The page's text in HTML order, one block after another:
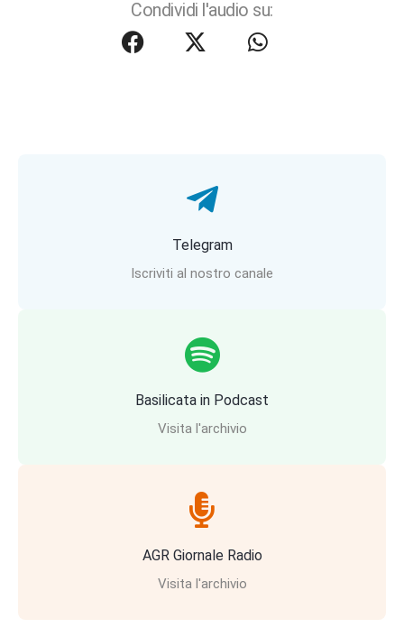
Condividi l'audio su:
Telegram
Iscriviti al nostro canale
Basilicata in Podcast
Visita l'archivio
AGR Giornale Radio
Visita l'archivio